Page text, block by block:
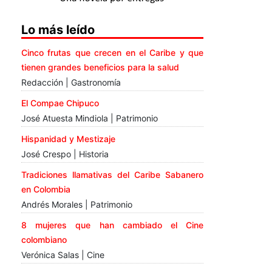
Lo más leído
Cinco frutas que crecen en el Caribe y que
tienen grandes beneficios para la salud
Redacción | Gastronomía
El Compae Chipuco
José Atuesta Mindiola | Patrimonio
Hispanidad y Mestizaje
José Crespo | Historia
Tradiciones llamativas del Caribe Sabanero
en Colombia
Andrés Morales | Patrimonio
8 mujeres que han cambiado el Cine
colombiano
Verónica Salas | Cine